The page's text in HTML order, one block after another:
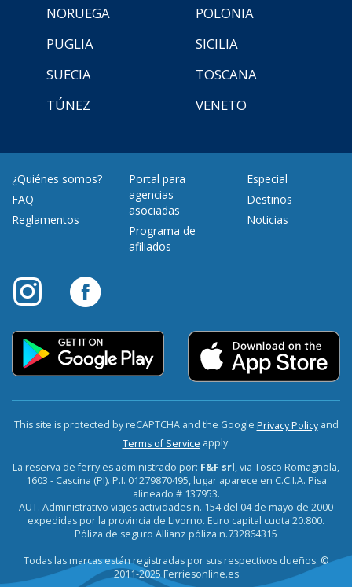
NORUEGA
POLONIA
PUGLIA
SICILIA
SUECIA
TOSCANA
TÚNEZ
VENETO
¿Quiénes somos?
FAQ
Reglamentos
Portal para
agencias
asociadas
Programa de
afiliados
Especial
Destinos
Noticias
This site is protected by reCAPTCHA and the Google Privacy Policyand
Terms of Service apply.
La reserva de ferry es administrado por: F&F srl, via Tosco Romagnola,
1603 - Cascina (PI). P.I. 01279870495, lugar aparece en C.C.I.A. Pisa
alineado # 137953.
AUT. Administrativo viajes actividades n. 154 del 04 de mayo de 2000
expedidas por la provincia de Livorno. Euro capital cuota 20.800.
Póliza de seguro Allianz póliza n.732864315
Todas las marcas están registradas por sus respectivos dueños. ©
2011-2025 Ferriesonline.es